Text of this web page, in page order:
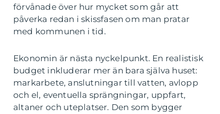
förvånade över hur mycket som går att
påverka redan i skissfasen om man pratar
med kommunen i tid.
Ekonomin är nästa nyckelpunkt. En realistisk
budget inkluderar mer än bara själva huset:
markarbete, anslutningar till vatten, avlopp
och el, eventuella sprängningar, uppfart,
altaner och uteplatser. Den som bygger